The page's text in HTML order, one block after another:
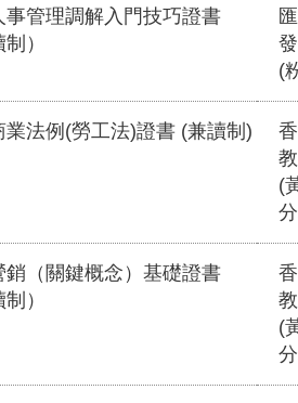
事管理調解入門技巧證書
制）
(
業法例(勞工法)證書 (兼讀制)
(
銷（關鍵概念）基礎證書
制）
(